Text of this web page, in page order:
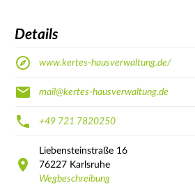
Details
www.kertes-hausverwaltung.de/
mail@kertes-hausverwaltung.de
+49 721 7820250
Liebensteinstraße 16
76227 Karlsruhe
Wegbeschreibung